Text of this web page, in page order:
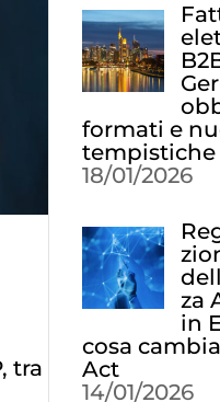
tra
formati e
tempistiche
18/01/2026
za
in
cosa
Act
14/01/2026